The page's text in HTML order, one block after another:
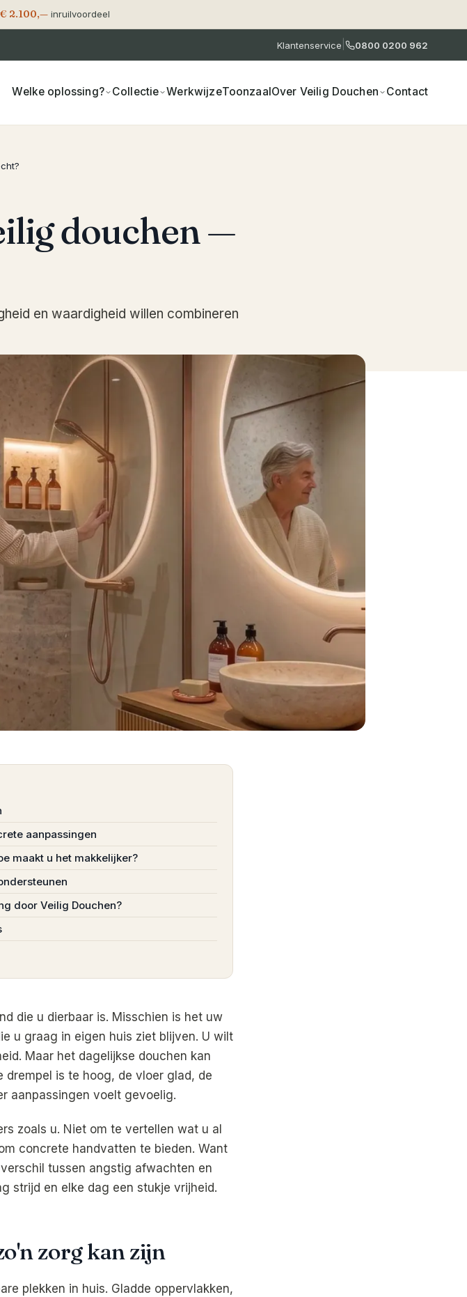
€ 2.100,— inruilvoordeel
Klantenservice 0800 0200 962
Welke oplossing? Collectie WerkwijzeToonzaalOver Veilig Douchen Contact
douchen —
en waardigheid willen combineren
aanpassingen
maakt u het makkelijker?
door Veilig Douchen?
die u dierbaar is. Misschien is het uw
u graag in eigen huis ziet blijven. U wilt
Maar het dagelijkse douchen kan
is te hoog, de vloer glad, de
aanpassingen voelt gevoelig.
zoals u. Niet om te vertellen wat u al
concrete handvatten te bieden. Want
tussen angstig afwachten en
strijd en elke dag een stukje vrijheid.
zorg kan zijn
plekken in huis. Gladde oppervlakken,